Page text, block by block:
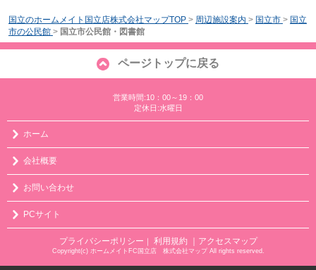
国立のホームメイト国立店株式会社マップTOP > 周辺施設案内 > 国立市 > 国立
市の公民館 > 国立市公民館・図書館
ページトップに戻る
営業時間:10：00～19：00
定休日:水曜日
ホーム
会社概要
お問い合わせ
PCサイト
プライバシーポリシー ｜ 利用規約 ｜アクセスマップ
Copyright(c) ホームメイトFC国立店 株式会社マップ All rights reserved.